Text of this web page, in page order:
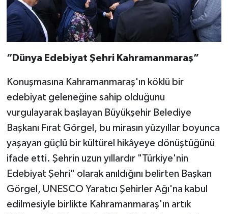
“Dünya Edebiyat Şehri Kahramanmaraş”
Konuşmasına Kahramanmaraş'ın köklü bir
edebiyat geleneğine sahip olduğunu
vurgulayarak başlayan Büyükşehir Belediye
Başkanı Fırat Görgel, bu mirasın yüzyıllar boyunca
yaşayan güçlü bir kültürel hikâyeye dönüştüğünü
ifade etti. Şehrin uzun yıllardır "Türkiye'nin
Edebiyat Şehri" olarak anıldığını belirten Başkan
Görgel, UNESCO Yaratıcı Şehirler Ağı'na kabul
edilmesiyle birlikte Kahramanmaraş'ın artık